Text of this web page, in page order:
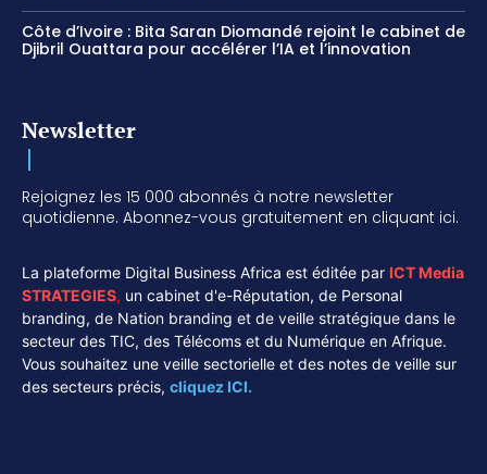
Côte d’Ivoire : Bita Saran Diomandé rejoint le cabinet de
Djibril Ouattara pour accélérer l’IA et l’innovation
Newsletter
Rejoignez les 15 000 abonnés à notre newsletter
quotidienne. Abonnez-vous gratuitement en cliquant ici.
La plateforme Digital Business Africa est éditée par ICT Media
STRATEGIES, un cabinet d'e-Réputation, de Personal
branding, de Nation branding et de veille stratégique dans le
secteur des TIC, des Télécoms et du Numérique en Afrique.
Vous souhaitez une veille sectorielle et des notes de veille sur
des secteurs précis, cliquez ICI.